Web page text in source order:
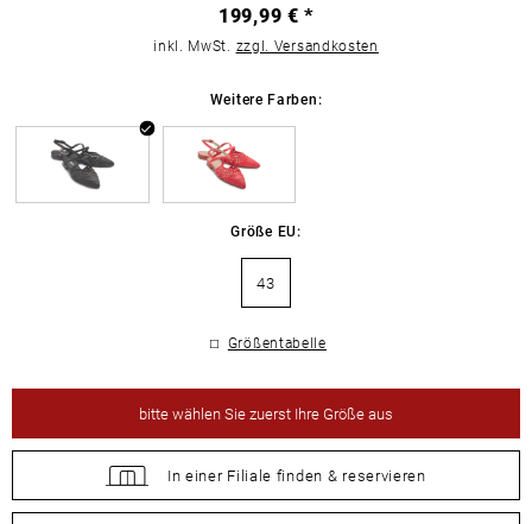
199,99 € *
inkl. MwSt. zzgl. Versandkosten
Weitere Farben:
Größe EU:
43
Größentabelle
bittewählen Sie zuerst Ihre Größe aus
In einer Filiale finden & reservieren